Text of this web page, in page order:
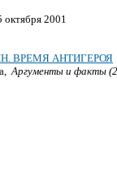
2001
ВРЕМЯ АНТИГЕРОЯ
Аргументы и факты